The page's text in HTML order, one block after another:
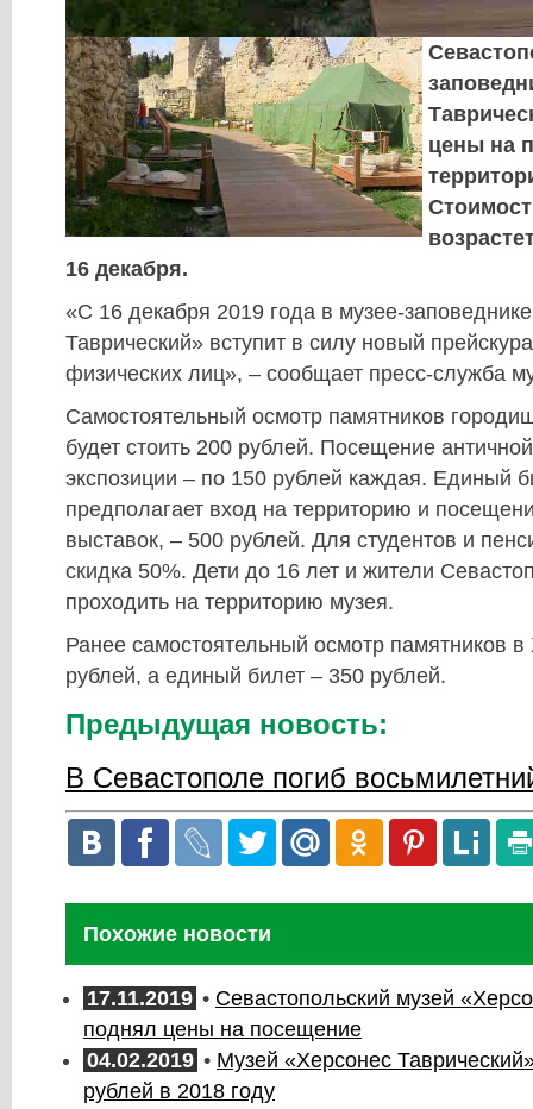
цены на
16 декабря.
«С 16 декабря 2019 года в музее-
Таврический» вступит в силу новый
физических лиц», – сообщает пресс-служба
Самостоятельный осмотр памятников
будет стоить 200 рублей. Посещение
экспозиции – по 150 рублей каждая. Единый
предполагает вход на территорию и
выставок, – 500 рублей. Для студентов и
скидка 50%. Дети до 16 лет и жители
проходить на территорию музея.
Ранее самостоятельный осмотр памятников
рублей, а единый билет – 350 рублей.
Предыдущая новость:
В Севастополе погиб
Похожие новости
17.11.2019 • Севастопольский музей
поднял цены на посещение
04.02.2019 • Музей «Херсонес
рублей в 2018 году